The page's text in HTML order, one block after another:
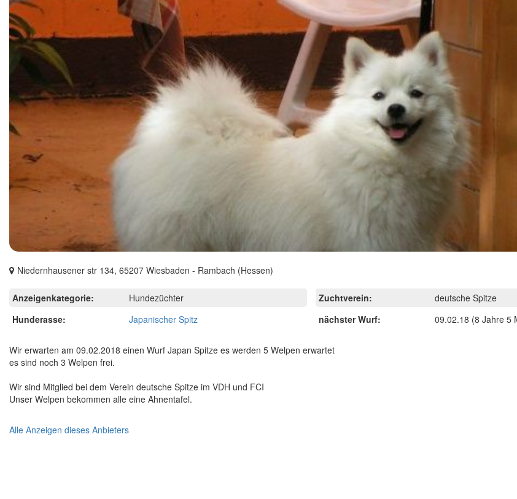
Niedernhausener str 134, 65207 Wiesbaden - Rambach (Hessen)
Anzeigenkategorie:
Hundezüchter
Hunderasse:
Japanischer Spitz
Zuchtverein:
deutsche Spitze
nächster Wurf:
09.02.18 (8 Jahre 5
Wir erwarten am 09.02.2018 einen Wurf Japan Spitze es werden 5 Welpen erwartet
es sind noch 3 Welpen frei.
Wir sind Mitglied bei dem Verein deutsche Spitze im VDH und FCI
Unser Welpen bekommen alle eine Ahnentafel.
Alle Anzeigen dieses Anbieters